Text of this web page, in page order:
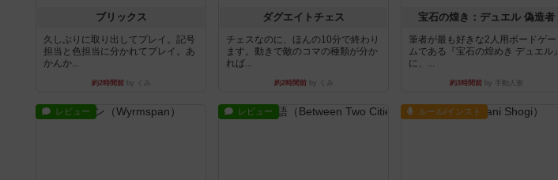
ブリックス
久しぶりに取り出してプレイ。記号
担当と色担当に分かれてプレイ。あ
かんか...
約2時間前by くみ
ダグエイトチェス
チェスなのに、ほんの10分で終わり
ます。動きで敵のコマの種類が分か
れば...
約2時間前by くみ
宝石の煌き：デュエル 偽造者
筆者が最も好きな2人用ボードゲー
ムである『宝石の煌めき デュエル』
に、...
約3時間前by 手動人形
レビュー レビュー ルール/インスト